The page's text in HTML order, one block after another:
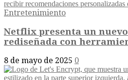
Entretenimiento
Netflix presenta un
rediseñada con
8 de mayo de 2025 0